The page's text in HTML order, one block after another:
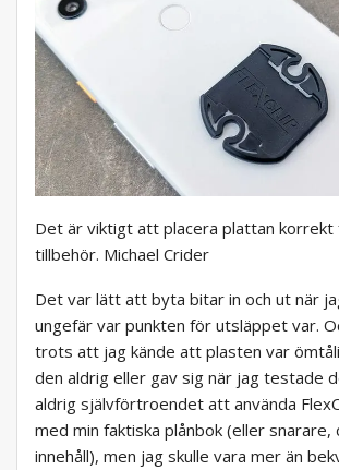
Det är viktigt att placera plattan korrekt
tillbehör. Michael Crider
Det var lätt att byta bitar in och ut när
ungefär var punkten för utsläppet var.
trots att jag kände att plasten var
den aldrig eller gav sig när jag testade
aldrig självförtroendet att använda
med min faktiska plånbok (eller snarare,
innehåll), men jag skulle vara mer än